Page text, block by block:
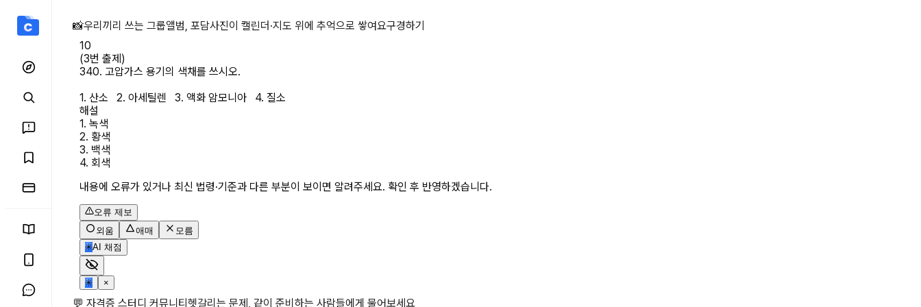
(3번 출제) 340. 고압가스 용기의 색채를 쓰시오. 1. 산소 2. 아세틸렌 상세 페이지
📸우리끼리 쓰는 그룹앨범, 포담사진이 캘린더·지도 위에 추억으로 쌓여요구경하기
10
(3번 출제)
340. 고압가스 용기의 색채를 쓰시오.
1. 산소   2. 아세틸렌   3. 액화 암모니아   4. 질소
해설
1. 녹색
2. 황색
3. 백색
4. 회색
내용에 오류가 있거나 최신 법령·기준과 다른 부분이 보이면 알려주세요. 확인 후 반영하겠습니다.
오류 제보
외움
애매
모름
✳AI 채점
✳ ×
💬 자격증 스터디 커뮤니티헷갈리는 문제, 같이 준비하는 사람들에게 물어보세요